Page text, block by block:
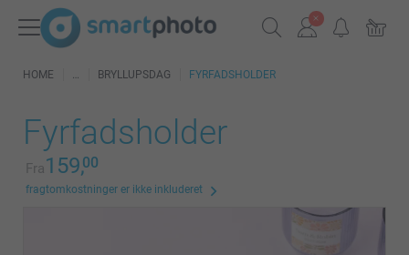
HOME BRYLLUPSDAG FYRFADSHOLDER
Fyrfadsholder
Fra159,00
fragtomkostninger er ikke inkluderet